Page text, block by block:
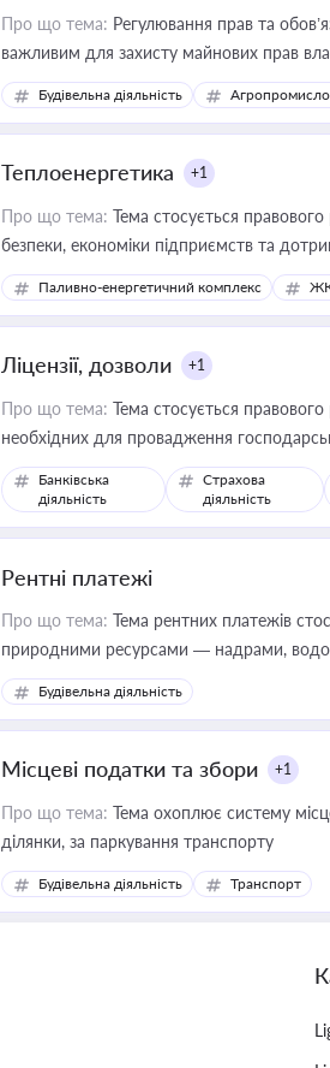
Про що тема: Регулювання прав та
важливим для захисту майнових прав
ресурсами
Будівельна діяльність
Теплоенергетика +1
Про що тема: Тема стосується
безпеки, економіки підприємств та
Паливно-енергетичний комплекс
Ліцензії, дозволи +1
Про що тема: Тема стосується
необхідних для провадження
Банківська
діяльність
Страхова
діяльність
Рентні платежі
Про що тема: Тема рентних платежів
природними ресурсами — надрами,
Будівельна діяльність
Місцеві податки та збори +1
Про що тема: Тема охоплює систему
ділянки, за паркування транспорту
Будівельна діяльність Транспорт